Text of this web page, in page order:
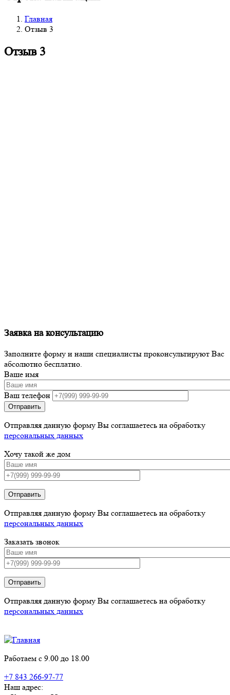
Главная
Отзыв 3
Отзыв 3
Заявка на консультацию
Заполните форму и наши специалисты проконсультируют Вас
абсолютно бесплатно.
Ваше имя
Ваш телефон
Отправляя данную форму Вы соглашаетесь на обработку
персональных данных
Хочу такой же дом
Отправить
Отправляя данную форму Вы соглашаетесь на обработку
персональных данных
Заказать звонок
Отправить
Отправляя данную форму Вы соглашаетесь на обработку
персональных данных
Работаем с 9.00 до 18.00
+7 843 266-97-77
Наш адрес: